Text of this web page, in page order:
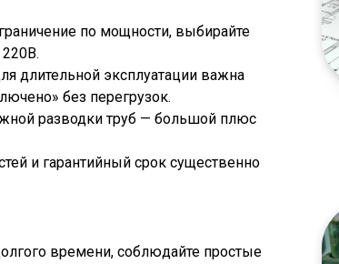
по мощности, выбирайте
длительной эксплуатации важна
без перегрузок.
разводки труб — большой плюс
и гарантийный срок существенно
времени, соблюдайте простые